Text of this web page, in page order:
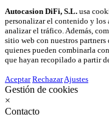
Autocasion DiFi, S.L. usa
personalizar el contenido y los
analizar el tráfico. Además,
sitio web con nuestros
quienes pueden combinarla
que hayan recopilado a partir
Aceptar Rechazar Ajustes
Gestión de cookies
×
Contacto